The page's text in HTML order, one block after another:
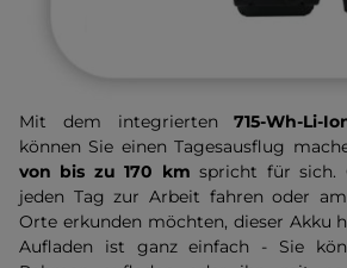
Mit dem integrierten 715-Wh-Li-
können Sie einen Tagesausflug
von bis zu 170 km spricht für sich.
jeden Tag zur Arbeit fahren oder
Orte erkunden möchten, dieser Akku
Aufladen ist ganz einfach - Sie